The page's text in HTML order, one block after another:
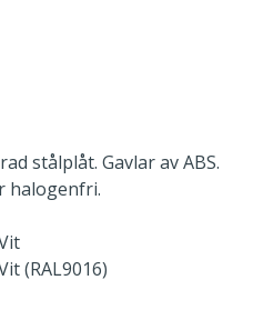
stålplåt. Gavlar av ABS.
halogenfri.
(RAL9016)